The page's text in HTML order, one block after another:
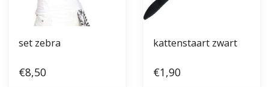
set zebra
€8,50
kattenstaart zwart
€1,90